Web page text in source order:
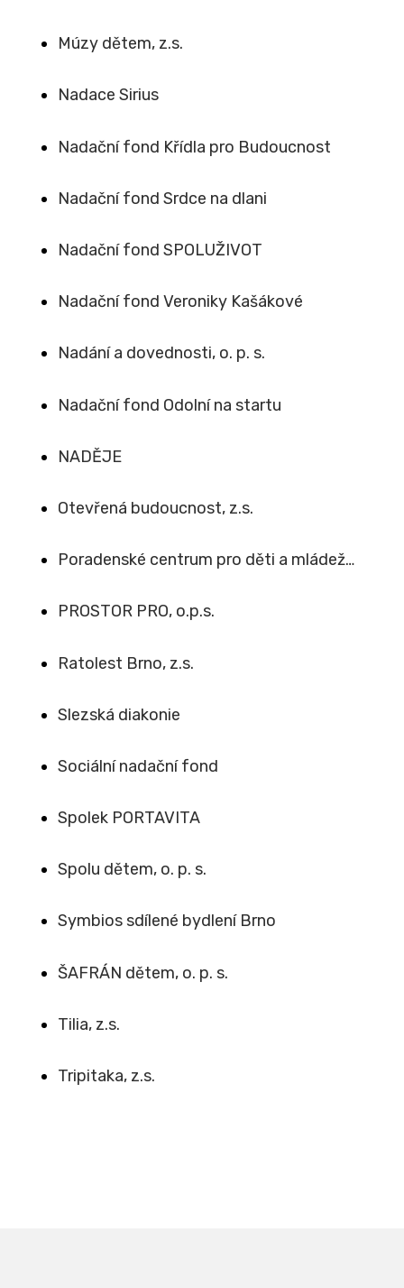
Múzy dětem, z.s.
Nadace Sirius
Nadační fond Křídla pro Budoucnost
Nadační fond Srdce na dlani
Nadační fond SPOLUŽIVOT
Nadační fond Veroniky Kašákové
Nadání a dovednosti, o. p. s.
Nadační fond Odolní na startu
NADĚJE
Otevřená budoucnost, z.s.
Poradenské centrum pro děti a mládež…
PROSTOR PRO, o.p.s.
Ratolest Brno, z.s.
Slezská diakonie
Sociální nadační fond
Spolek PORTAVITA
Spolu dětem, o. p. s.
Symbios sdílené bydlení Brno
ŠAFRÁN dětem, o. p. s.
Tilia, z.s.
Tripitaka, z.s.